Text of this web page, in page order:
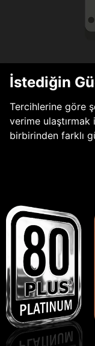
İstediğin
Tercihlerine göre
verime
birbirinden farklı